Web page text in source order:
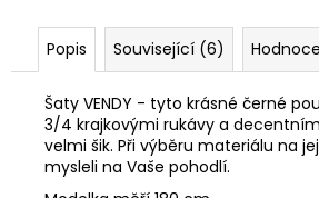
Popis Související (6)
Šaty VENDY - tyto krásné černé
3/4 krajkovými rukávy a
velmi šik. Při výběru materiálu na
mysleli na Vaše pohodlí.